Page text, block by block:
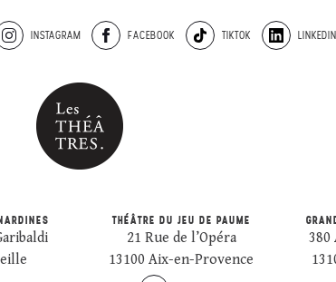
INSTAGRAM FACEBOOK TIKTOK LINKEDIN
THÉÂTRE DU JEU DE PAUME
21 Rue de l’Opéra
13100 Aix-en-Provence
380